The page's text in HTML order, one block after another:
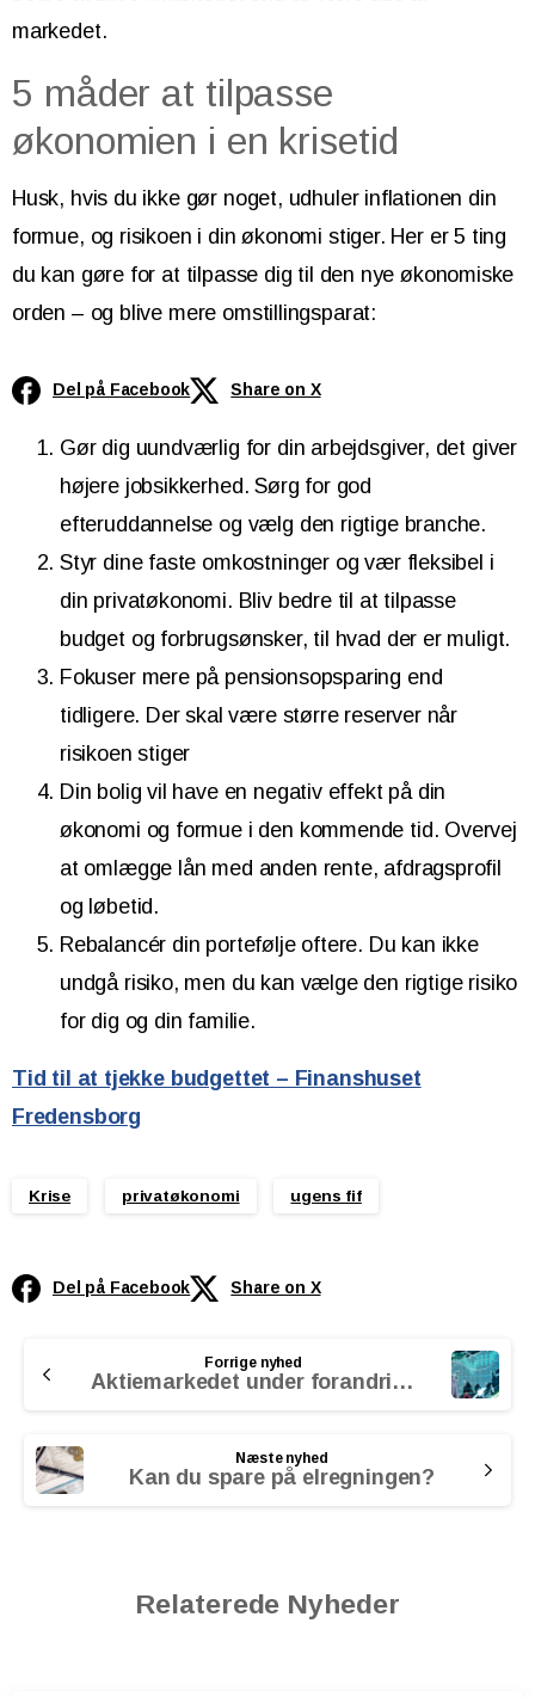
markedet.
5 måder at tilpasse
økonomien i en krisetid
Husk, hvis du ikke gør noget, udhuler inflationen din
formue, og risikoen i din økonomi stiger. Her er 5 ting
du kan gøre for at tilpasse dig til den nye økonomiske
orden – og blive mere omstillingsparat:
Del på Facebook Share on X
Gør dig uundværlig for din arbejdsgiver, det giver
højere jobsikkerhed. Sørg for god
efteruddannelse og vælg den rigtige branche.
Styr dine faste omkostninger og vær fleksibel i
din privatøkonomi. Bliv bedre til at tilpasse
budget og forbrugsønsker, til hvad der er muligt.
Fokuser mere på pensionsopsparing end
tidligere. Der skal være større reserver når
risikoen stiger
Din bolig vil have en negativ effekt på din
økonomi og formue i den kommende tid. Overvej
at omlægge lån med anden rente, afdragsprofil
og løbetid.
Rebalancér din portefølje oftere. Du kan ikke
undgå risiko, men du kan vælge den rigtige risiko
for dig og din familie.
Tid til at tjekke budgettet – Finanshuset
Fredensborg
Krise privatøkonomi ugens fif
Del på Facebook Share on X
Reading
Forrige nyhed
Aktiemarkedet under forandring
Næste nyhed
Kan du spare på elregningen?
Relaterede Nyheder